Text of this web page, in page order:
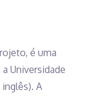
é uma
Universidade
inglês). A